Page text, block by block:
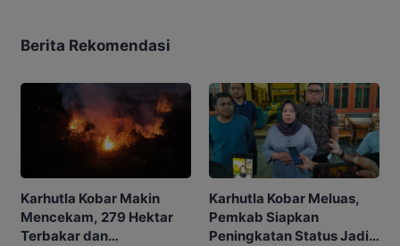
Berita Rekomendasi
Karhutla Kobar Makin
Mencekam, 279 Hektar
Terbakar dan
Karhutla Kobar Meluas,
Pemkab Siapkan
Peningkatan Status Jadi